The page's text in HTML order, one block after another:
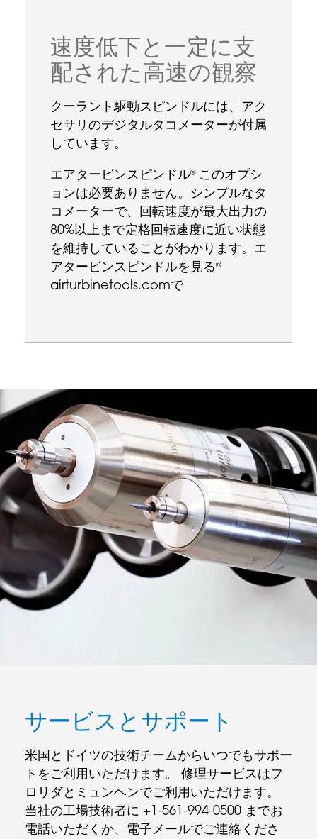
速度低下と一定に支
配された高速の観察
クーラント駆動スピンドルには、アク
セサリのデジタルタコメーターが付属
しています。
エアタービンスピンドル®このオプシ
ョンは必要ありません。シンプルなタ
コメーターで、回転速度が最大出力の
80%以上まで定格回転速度に近い状態
を維持していることがわかります。エ
アタービンスピンドルを見る®
airturbinetools.comで
サービスとサポート
米国とドイツの技術チームからいつでもサポー
トをご利用いただけます。 修理サービスはフ
ロリダとミュンヘンでご利用いただけます。
当社の工場技術者に +1-561-994-0500 までお
電話いただくか、電子メールでご連絡くださ